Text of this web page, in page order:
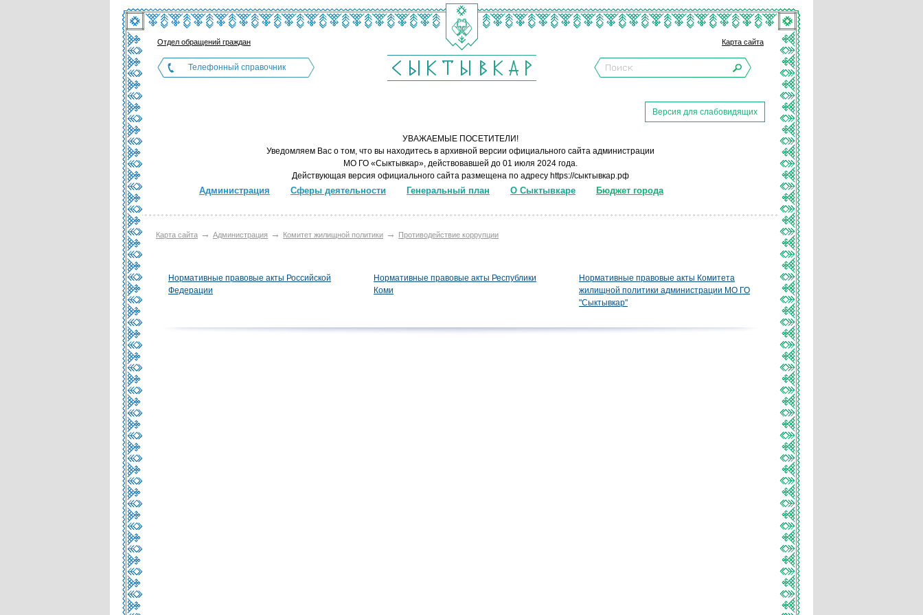
Отдел обращений граждан
Телефонный справочник
Карта сайта
Версия для слабовидящих
УВАЖАЕМЫЕ ПОСЕТИТЕЛИ!
Уведомляем Вас о том, что вы находитесь в архивной версии официального сайта администрации
МО ГО «Сыктывкар», действовавшей до 01 июля 2024 года.
Действующая версия официального сайта размещена по адресу https://сыктывкар.рф
Администрация Сферы деятельности Генеральный план О Сыктывкаре Бюджет города
Карта сайта → Администрация → Комитет жилищной политики → Противодействие коррупции
Нормативные правовые акты Российской
Федерации
Нормативные правовые акты Республики
Коми
Нормативные правовые акты Комитета
жилищной политики администрации МО ГО
"Сыктывкар"